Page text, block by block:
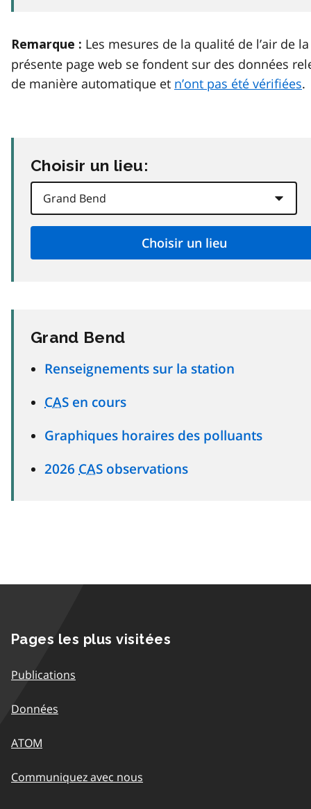
Remarque : Les mesures de la qualité de l’air de la
présente page web se fondent sur des données
de manière automatique et n’ont pas été vérifiées.
Choisir un lieu:
Grand Bend
Renseignements sur la station
CAS en cours
Graphiques horaires des polluants
2026 CAS observations
Pages les plus visitées
Publications
Données
ATOM
Communiquez avec nous